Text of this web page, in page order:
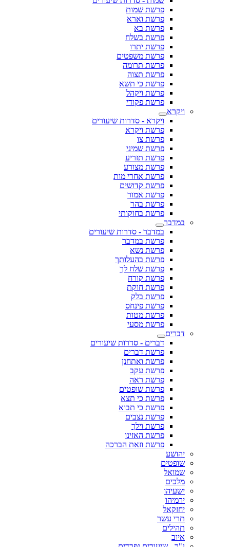
פרשת שמות
פרשת וארא
פרשת בא
פרשת בשלח
פרשת יתרו
פרשת משפטים
פרשת תרומה
פרשת תצוה
פרשת כי תשא
פרשת ויקהל
פרשת פקודי
ויקרא
ויקרא - סדרות שיעורים
פרשת ויקרא
פרשת צו
פרשת שמיני
פרשת תזריע
פרשת מצורע
פרשת אחרי מות
פרשת קדושים
פרשת אמור
פרשת בהר
פרשת בחוקותי
במדבר
במדבר - סדרות שיעורים
פרשת במדבר
פרשת נשא
פרשת בהעלותך
פרשת שלח לך
פרשת קורח
פרשת חוקת
פרשת בלק
פרשת פינחס
פרשת מטות
פרשת מסעי
דברים
דברים - סדרות שיעורים
פרשת דברים
פרשת ואתחנן
פרשת עקב
פרשת ראה
פרשת שופטים
פרשת כי תצא
פרשת כי תבוא
פרשת נצבים
פרשת וילך
פרשת האזינו
פרשת וזאת הברכה
יהושע
שופטים
שמואל
מלכים
ישעיהו
ירמיהו
יחזקאל
תרי עשר
תהילים
איוב